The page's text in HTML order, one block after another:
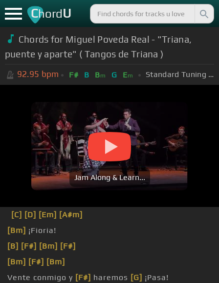
ChordU
Chords for Miguel Poveda Real - "Triana,
puente y aparte" ( Tangos de Triana )
92.95 bpm F# B Bm G Em Standard Tuning (EADGBE)
Jam Along & Learn...
[C] [D] [Em] [A#m]
[Bm] ¡Fioria!
[B] [F#] [Bm] [F#]
[Bm] [F#] [Bm]
Vente conmigo y [F#] haremos [G] ¡Pasa!